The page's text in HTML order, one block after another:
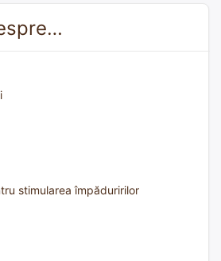
stimularea împăduririlor